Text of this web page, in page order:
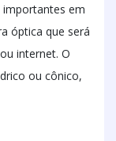
em
óptica que será
internet. O
ou cônico,